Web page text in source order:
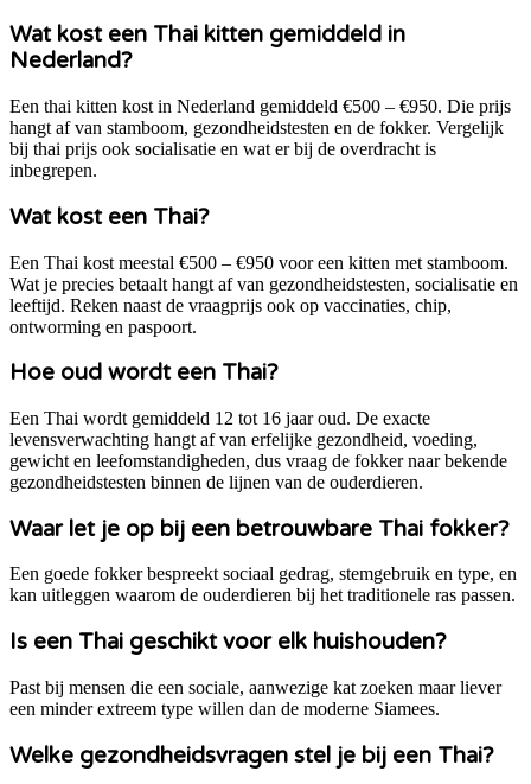
Wat kost een Thai kitten gemiddeld in
Nederland?
Een thai kitten kost in Nederland gemiddeld €500 – €950. Die prijs
hangt af van stamboom, gezondheidstesten en de fokker. Vergelijk
bij thai prijs ook socialisatie en wat er bij de overdracht is
inbegrepen.
Wat kost een Thai?
Een Thai kost meestal €500 – €950 voor een kitten met stamboom.
Wat je precies betaalt hangt af van gezondheidstesten, socialisatie en
leeftijd. Reken naast de vraagprijs ook op vaccinaties, chip,
ontworming en paspoort.
Hoe oud wordt een Thai?
Een Thai wordt gemiddeld 12 tot 16 jaar oud. De exacte
levensverwachting hangt af van erfelijke gezondheid, voeding,
gewicht en leefomstandigheden, dus vraag de fokker naar bekende
gezondheidstesten binnen de lijnen van de ouderdieren.
Waar let je op bij een betrouwbare Thai fokker?
Een goede fokker bespreekt sociaal gedrag, stemgebruik en type, en
kan uitleggen waarom de ouderdieren bij het traditionele ras passen.
Is een Thai geschikt voor elk huishouden?
Past bij mensen die een sociale, aanwezige kat zoeken maar liever
een minder extreem type willen dan de moderne Siamees.
Welke gezondheidsvragen stel je bij een Thai?